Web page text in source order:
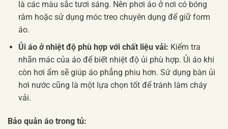
là các màu sắc tươi sáng. Nên phơi áo ở nơi có bóng
râm hoặc sử dụng móc treo chuyên dụng để giữ form
áo.
Ủi áo ở nhiệt độ phù hợp với chất liệu vải: Kiểm tra
nhãn mác của áo để biết nhiệt độ ủi phù hợp. Ủi áo khi
còn hơi ẩm sẽ giúp áo phẳng phiu hơn. Sử dụng bàn ủi
hơi nước cũng là một lựa chọn tốt để tránh làm cháy
vải.
Bảo quản áo trong tủ: